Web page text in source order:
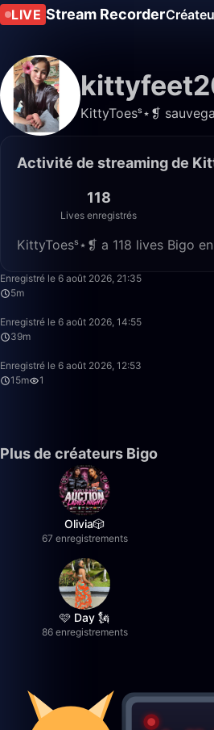
LIVE Stream Recorder
KittyToesˢ⋆❡
Activité de streaming de
118
Lives enregistrés
KittyToesˢ⋆❡ a 118 lives Bigo
Enregistré le 6 août 2026, 21:35
5m
Enregistré le 6 août 2026, 14:55
39m
Enregistré le 6 août 2026, 12:53
15m
1
Plus de créateurs Bigo
Olivia🎲
67 enregistrements
🩷 Day 🗽
86 enregistrements